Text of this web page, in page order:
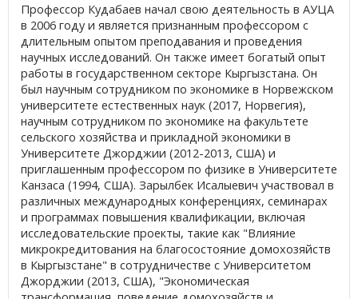
Профессор Кудабаев начал свою деятельность в АУЦА
в 2006 году и является признанным профессором с
длительным опытом преподавания и проведения
научных исследований. Он также имеет богатый опыт
работы в государственном секторе Кыргызстана. Он
был научным сотрудником по экономике в Норвежском
университете естественных наук (2017, Норвегия),
научным сотрудником по экономике на факультете
сельского хозяйства и прикладной экономики в
Университете Джорджии (2012-2013, США) и
приглашенным профессором по физике в Университете
Канзаса (1994, США). Зарылбек Исалыевич участвовал в
различных международных конференциях, семинарах
и программах повышения квалификации, включая
исследовательские проекты, такие как "Влияние
микрокредитования на благосостояние домохозяйств
в Кыргызстане" в сотрудничестве с Университетом
Джорджии (2013, США), "Экономическая